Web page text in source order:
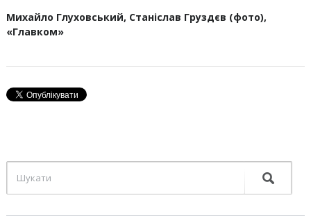
Михайло Глуховський, Станіслав Груздєв (фото),
«Главком»